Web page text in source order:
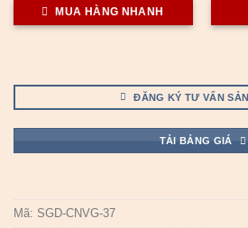
MUA HÀNG NHANH
ĐĂNG KÝ TƯ VẤN
TẢI BẢNG GIÁ
Mã: SGD-CNVG-37